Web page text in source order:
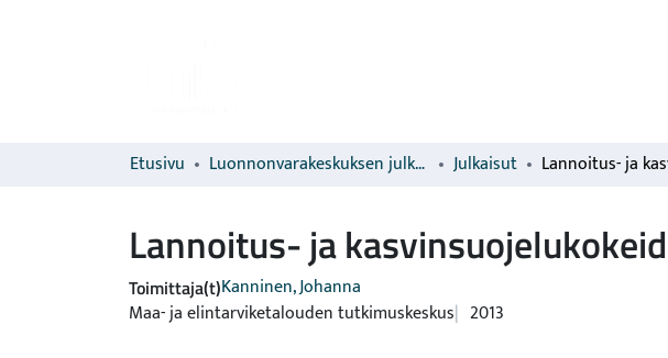
Etusivu Luonnonvarakeskuksen julkaisut Julkaisut
Lannoitus- ja
Toimittaja(t)Kanninen, Johanna
Maa- ja elintarviketalouden tutkimuskeskus 2013